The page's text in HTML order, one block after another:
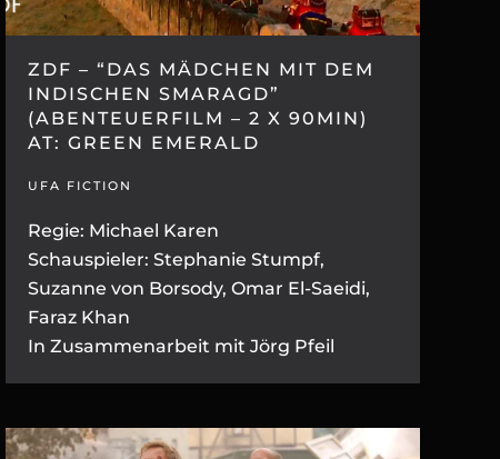
ZDF – “DAS MÄDCHEN MIT DEM
INDISCHEN SMARAGD”
(ABENTEUERFILM – 2 X 90MIN)
AT: GREEN EMERALD
UFA FICTION
Regie: Michael Karen
Schauspieler: Stephanie Stumpf,
Suzanne von Borsody, Omar El-Saeidi,
Faraz Khan
In Zusammenarbeit mit Jörg Pfeil